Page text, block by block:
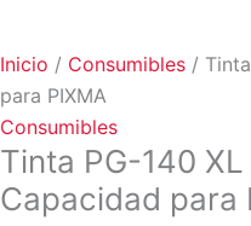
Inicio / Consumibles /
para PIXMA
Consumibles
Tinta PG-140
Capacidad para
Capacidad
para
PIXMA
cantidad